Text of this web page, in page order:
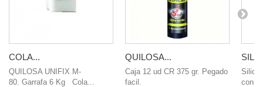
COLA...
QUILOSA UNIFIX M-
80. Garrafa 6 Kg Cola...
QUILOSA...
Caja 12 ud CR 375 gr. Pegado
facil.